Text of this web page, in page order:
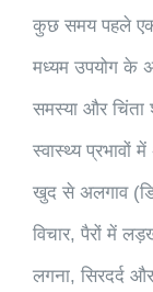
कुछ समय पहले एक
मध्यम उपयोग के
समस्या और चिंता
स्वास्थ्य
खुद से अलगाव
विचार, पैरों में
लगना, सिरदर्द